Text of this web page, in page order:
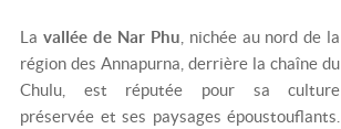
La vallée de Nar Phu , nichée au nord de la
région des Annapurna, derrière la chaîne du
Chulu, est réputée pour sa culture
préservée et ses paysages époustouflants.